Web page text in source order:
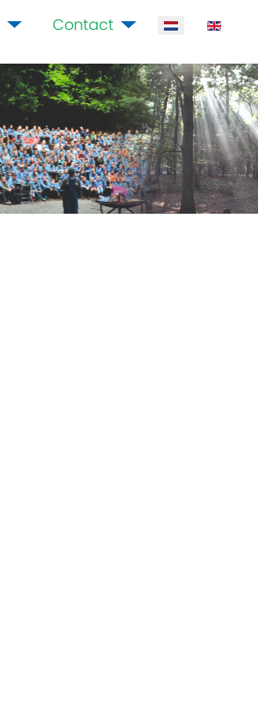
Contact Selecteer de